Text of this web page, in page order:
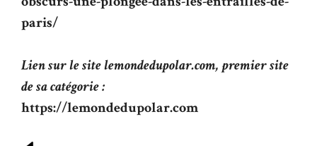
paris/
Lien sur le site lemondedupolar.com, premier site
de sa catégorie :
https://lemondedupolar.com